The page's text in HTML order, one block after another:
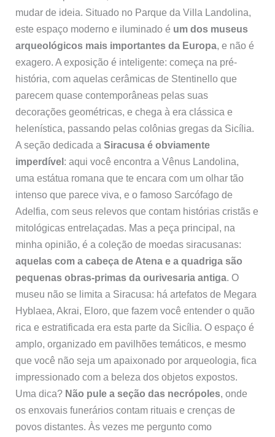
mudar de ideia. Situado no Parque da Villa Landolina,
este espaço moderno e iluminado é um dos museus
arqueológicos mais importantes da Europa, e não é
exagero. A exposição é inteligente: começa na pré-
história, com aquelas cerâmicas de Stentinello que
parecem quase contemporâneas pelas suas
decorações geométricas, e chega à era clássica e
helenística, passando pelas colônias gregas da Sicília.
A seção dedicada a Siracusa é obviamente
imperdível : aqui você encontra a Vênus Landolina,
uma estátua romana que te encara com um olhar tão
intenso que parece viva, e o famoso Sarcófago de
Adelfia, com seus relevos que contam histórias cristãs e
mitológicas entrelaçadas. Mas a peça principal, na
minha opinião, é a coleção de moedas siracusanas:
aquelas com a cabeça de Atena e a quadriga são
pequenas obras-primas da ourivesaria antiga. O
museu não se limita a Siracusa: há artefatos de Megara
Hyblaea, Akrai, Eloro, que fazem você entender o quão
rica e estratificada era esta parte da Sicília. O espaço é
amplo, organizado em pavilhões temáticos, e mesmo
que você não seja um apaixonado por arqueologia, fica
impressionado com a beleza dos objetos expostos.
Uma dica? Não pule a seção das necrópoles, onde
os enxovais funerários contam rituais e crenças de
povos distantes. Às vezes me pergunto como